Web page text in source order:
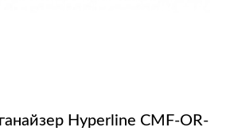
Hyperline CMF-OR-